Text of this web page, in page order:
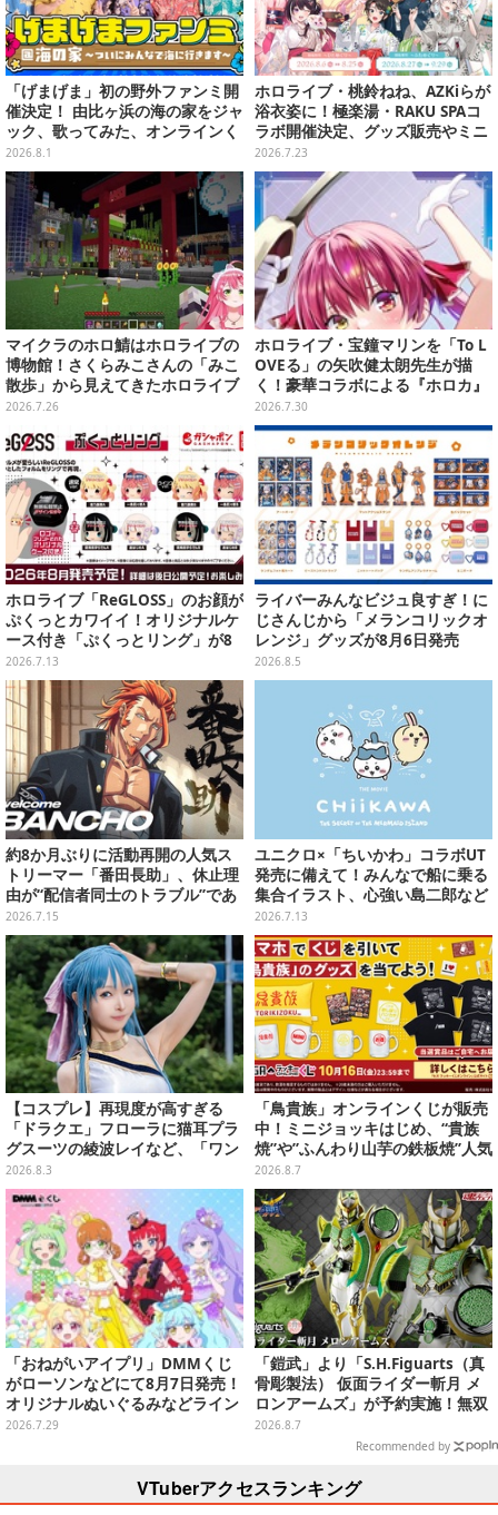
「げまげま」初の野外ファンミ開
催決定！ 由比ヶ浜の海の家をジャ
ック、歌ってみた、オンラインく
じも―夏の4大企画を一挙発表
2026.8.1
ホロライブ・桃鈴ねね、AZKiらが
浴衣姿に！極楽湯・RAKU SPAコ
ラボ開催決定、グッズ販売やミニ
謎解きなど多彩な企画実施
2026.7.23
マイクラのホロ鯖はホロライブの
博物館！さくらみこさんの「みこ
散歩」から見えてきたホロライブ
の“強さ”の秘密とは……？【思い
2026.7.26
ホロライブ・宝鐘マリンを「To L
OVEる」の矢吹健太朗先生が描
く！豪華コラボによる『ホロカ』
限定カードがお披露目
2026.7.30
ホロライブ「ReGLOSS」のお顔が
ぷくっとカワイイ！オリジナルケ
ース付き「ぷくっとリング」が8
月発売決定
2026.7.13
ライバーみんなビジュ良すぎ！に
じさんじから「メランコリックオ
レンジ」グッズが8月6日発売
2026.8.5
約8か月ぶりに活動再開の人気ス
トリーマー「番田長助」、休止理
由が“配信者同士のトラブル”であ
ったと明かす―「原因は自身の未
熟さと慢心」
2026.7.15
ユニクロ×「ちいかわ」コラボUT
発売に備えて！みんなで船に乗る
集合イラスト、心強い島二郎など
映画を記念した特別コレクション
2026.7.13
【コスプレ】再現度が高すぎる
「ドラクエ」フローラに猫耳プラ
グスーツの綾波レイなど、「ワン
フェス」に集結した美女レイヤー
7選【写真33枚】
2026.8.3
「鳥貴族」オンラインくじが販売
中！ミニジョッキはじめ、“貴族
焼”や”ふんわり山芋の鉄板焼”人気
メニューTシャツなどラインナッ
プ
2026.8.7
「おねがいアイプリ」DMMくじ
がローソンなどにて8月7日発売！
オリジナルぬいぐるみなどライン
ナップ、各等賞にスペシャルアイ
2026.7.29
「鎧武」より「S.H.Figuarts（真
骨彫製法） 仮面ライダー斬月 メ
ロンアームズ」が予約実施！無双
セイバー、メロンディフェンダー
2026.8.7
Recommended by
VTuberアクセスランキング